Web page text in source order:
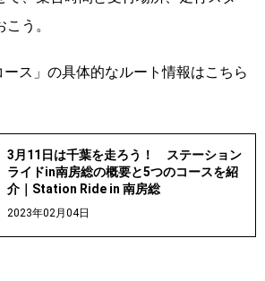
う。
ス」の具体的なルート情報はこちら
3月11日は千葉を走ろう！ ステーション
ライドin南房総の概要と5つのコースを紹
介｜Station Ride in 南房総
2023年02月04日